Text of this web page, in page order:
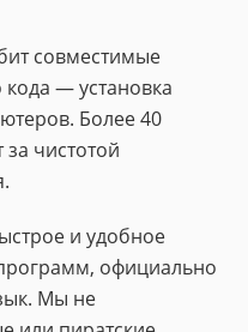
совместимые
— установка
Более 40
чистотой
и удобное
официально
Мы не